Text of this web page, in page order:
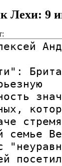
Лехи: 9